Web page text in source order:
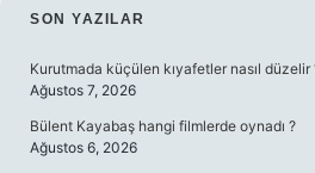
SIDEBAR
SON YAZILAR
Kurutmada küçülen kıyafetler nasıl düzelir
Ağustos 7, 2026
Bülent Kayabaş hangi filmlerde oynadı ?
Ağustos 6, 2026